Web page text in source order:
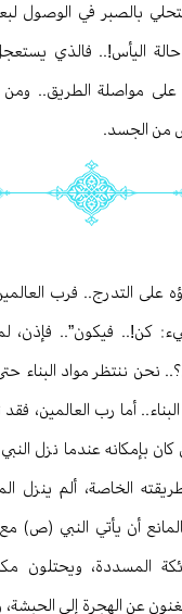
بالصبر في الوصول
اليأس!.. فالذي
على مواصلة الطريق..
من الجسد.
على التدرج.. فرب
كن!.. فيكون”.. فإذن،
نحن ننتظر مواد البناء
أما رب العالمين،
كان بإمكانه عندما نزل
الخاصة، ألم ينزل
أن يأتي النبي (ص) مع
المسددة، ويحتلون
عن الهجرة إلى الحبشة،